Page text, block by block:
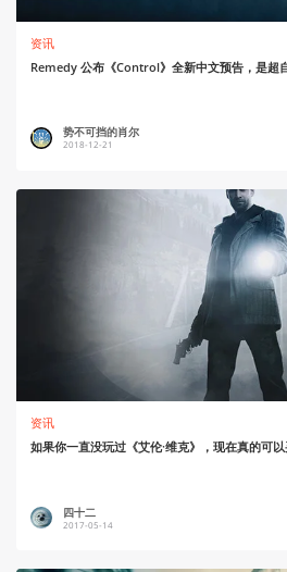
资讯
Remedy 公布《Control》全新中文预告，是超
势不可挡的肖尔
2018-12-21
资讯
如果你一直没玩过《艾伦·维克》，现在真的可
四十二
2017-05-14